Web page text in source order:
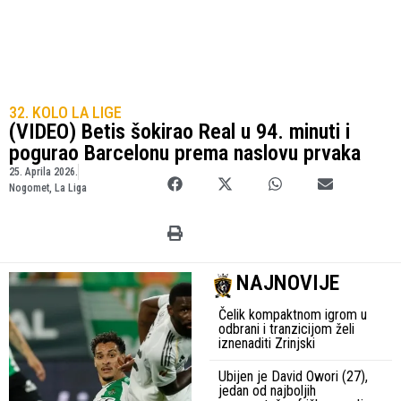
32. KOLO LA LIGE
(VIDEO) Betis šokirao Real u 94. minuti i
pogurao Barcelonu prema naslovu prvaka
25. Aprila 2026.
Nogomet, La Liga
NAJNOVIJE
Čelik kompaktnom igrom u
odbrani i tranzicijom želi
iznenaditi Zrinjski
Ubijen je David Owori (27),
jedan od najboljih